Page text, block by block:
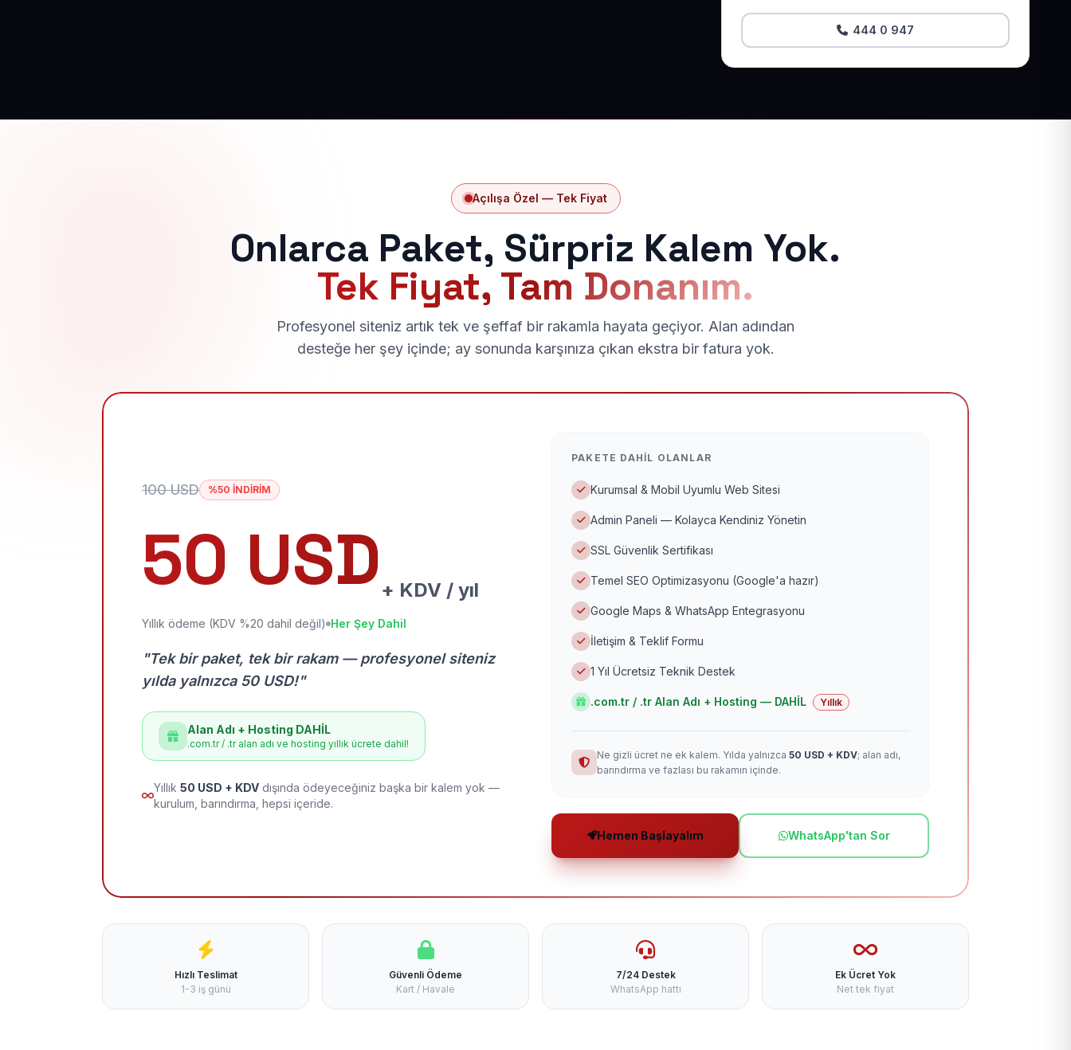
444 0 947
Açılışa Özel — Tek Fiyat
Onlarca Paket, Sürpriz Kalem Yok.
Tek Fiyat, Tam Donanım.
Profesyonel siteniz artık tek ve şeffaf bir rakamla hayata geçiyor. Alan adından
desteğe her şey içinde; ay sonunda karşınıza çıkan ekstra bir fatura yok.
100 USD %50 İNDİRİM
50 USD + KDV / yıl
Yıllık ödeme (KDV %20 dahil değil) Her Şey Dahil
"Tek bir paket, tek bir rakam — profesyonel siteniz
yılda yalnızca 50 USD!"
Alan Adı + Hosting DAHİL
.com.tr / .tr alan adı ve hosting yıllık ücrete dahil!
Yıllık 50 USD + KDV dışında ödeyeceğiniz başka bir kalem yok —
kurulum, barındırma, hepsi içeride.
PAKETE DAHIL OLANLAR
Kurumsal & Mobil Uyumlu Web Sitesi
Admin Paneli — Kolayca Kendiniz Yönetin
SSL Güvenlik Sertifikası
Temel SEO Optimizasyonu (Google'a hazır)
Google Maps & WhatsApp Entegrasyonu
İletişim & Teklif Formu
1 Yıl Ücretsiz Teknik Destek
.com.tr / .tr Alan Adı + Hosting — DAHİL Yıllık
Ne gizli ücret ne ek kalem. Yılda yalnızca 50 USD + KDV; alan adı,
barındırma ve fazlası bu rakamın içinde.
Hemen Başlayalım WhatsApp'tan Sor
Hızlı Teslimat
1-3 iş günü
Güvenli Ödeme
Kart / Havale
7/24 Destek
WhatsApp hattı
Ek Ücret Yok
Net tek fiyat